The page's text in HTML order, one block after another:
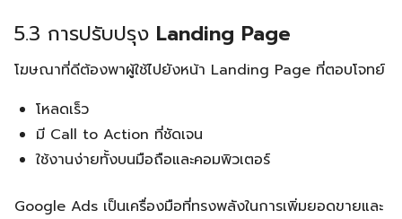
5.3 การปรับปรุง Landing Page
โฆษณาที่ดีต้องพาผู้ใช้ไปยังหน้า Landing Page ที่ตอบโจทย์
โหลดเร็ว
มี Call to Action ที่ชัดเจน
ใช้งานง่ายทั้งบนมือถือและคอมพิวเตอร์
Google Ads เป็นเครื่องมือที่ทรงพลังในการเพิ่มยอดขายและ